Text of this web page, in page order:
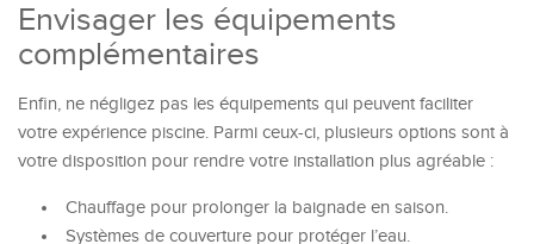
Envisager les équipements
complémentaires
Enfin, ne négligez pas les équipements qui peuvent faciliter
votre expérience piscine. Parmi ceux-ci, plusieurs options sont à
votre disposition pour rendre votre installation plus agréable :
Chauffage pour prolonger la baignade en saison.
Systèmes de couverture pour protéger l’eau.